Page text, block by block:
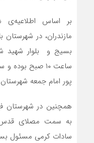
بر اساس اطلاعیه‌ی
مازندران، در
بسیج و بلوار شهید
ساعت ۱۰ صبح
پور امام جمعه
همچنین در شهرستان
سادات کرمی مسئول